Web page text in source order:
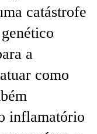
catástrofe
a
como
inflamatório